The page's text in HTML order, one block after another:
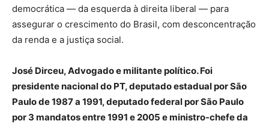
democrática — da esquerda à direita liberal — para
assegurar o crescimento do Brasil, com desconcentração
da renda e a justiça social.
José Dirceu, Advogado e militante político. Foi
presidente nacional do PT, deputado estadual por São
Paulo de 1987 a 1991, deputado federal por São Paulo
por 3 mandatos entre 1991 e 2005 e ministro-chefe da